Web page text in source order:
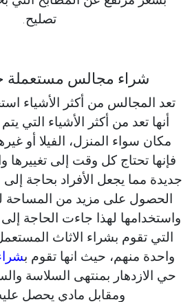
تصليح.
شراء مجالس مستعملة
تعد المجالس من أكثر الأشياء
أنها تعد من أكثر الأشياء التي
مكان سواء المنزل، الفيلا أو
فإنها تحتاج كل وقت إلى
جديدة مما يجعل الأفراد بحاجة إلى
الحصول على مزيد من المساحة
واستخدامها لهذا جاءت الحاجة
التي تقوم بشراء الاثاث
واحدة منهم، حيث انها تقوم ب
حي الازدهار بمنتهى السلاسة
ومقابل مادي يحصل